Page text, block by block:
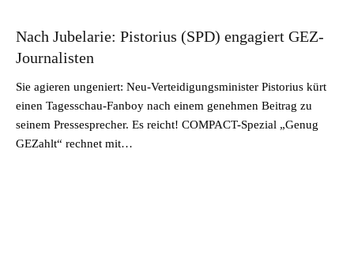
Nach Jubelarie: Pistorius (SPD) engagiert GEZ-
Journalisten
Sie agieren ungeniert: Neu-Verteidigungsminister Pistorius kürt
einen Tagesschau-Fanboy nach einem genehmen Beitrag zu
seinem Pressesprecher. Es reicht! COMPACT-Spezial „Genug
GEZahlt“ rechnet mit…